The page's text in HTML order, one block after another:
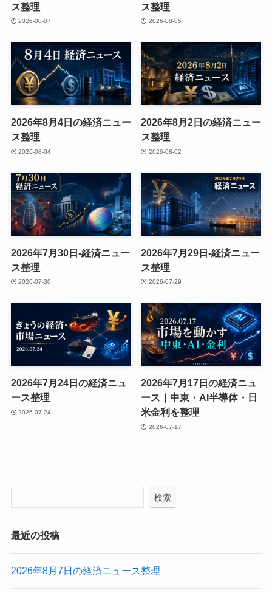
ス整理
2026-08-07
ス整理
2026-08-05
2026年8月4日の経済ニュー
ス整理
2026-08-04
2026年8月2日の経済ニュー
ス整理
2026-08-02
2026年7月30日-経済ニュー
ス整理
2026-07-30
2026年7月29日-経済ニュー
ス整理
2026-07-29
2026年7月24日の経済ニュ
ース整理
2026-07-24
2026年7月17日の経済ニュ
ース｜中東・AI半導体・日
米金利を整理
2026-07-17
検索
最近の投稿
2026年8月7日の経済ニュース整理